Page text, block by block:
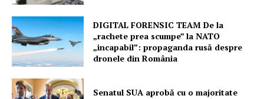
DIGITAL FORENSIC TEAM De la
„rachete prea scumpe” la NATO
„incapabil”: propaganda rusă despre
dronele din România
Senatul SUA aprobă cu o majoritate